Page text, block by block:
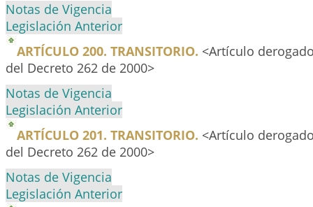
Notas de Vigencia
Legislación Anterior
ARTÍCULO 200. TRANSITORIO. <Artículo
del Decreto 262 de 2000>
Notas de Vigencia
Legislación Anterior
ARTÍCULO 201. TRANSITORIO. <Artículo
del Decreto 262 de 2000>
Notas de Vigencia
Legislación Anterior